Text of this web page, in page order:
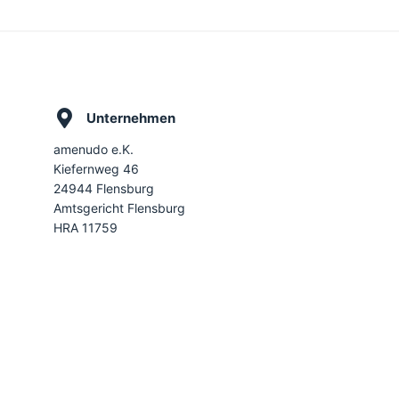
Unternehmen
amenudo e.K.
Kiefernweg 46
24944 Flensburg
Amtsgericht Flensburg
HRA 11759